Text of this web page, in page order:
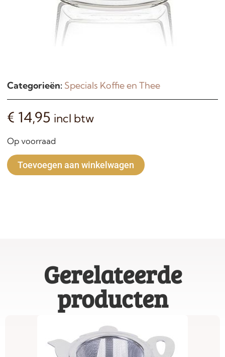
Categorieën: Specials Koffie en Thee
€ 14,95 incl btw
Op voorraad
Toevoegen aan winkelwagen
Gerelateerde
producten